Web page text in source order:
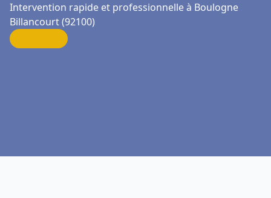
Intervention rapide et professionnelle à Boulogne
Billancourt (92100)